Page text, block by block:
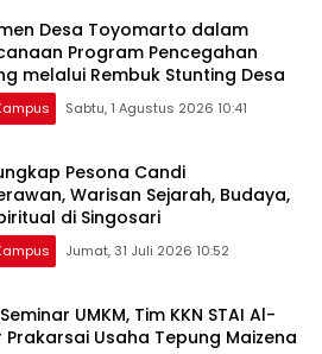
Desa Toyomarto dalam
Program Pencegahan
melalui ‎Rembuk Stunting Desa
Sabtu, 1 Agustus 2026 10:41
Pesona Candi
Warisan Sejarah, Budaya,
di ‎Singosari
Jumat, 31 Juli 2026 10:52
UMKM, Tim KKN STAI Al-
Prakarsai Usaha Tepung Maizena